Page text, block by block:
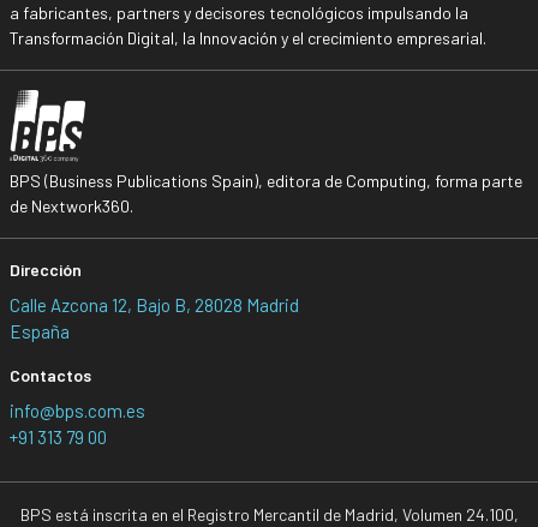
a fabricantes, partners y decisores tecnológicos impulsando la
Transformación Digital, la Innovación y el crecimiento empresarial.
BPS (Business Publications Spain), editora de Computing, forma parte
de Nextwork360.
Dirección
Calle Azcona 12, Bajo B, 28028 Madrid
España
Contactos
info@bps.com.es
+91 313 79 00
BPS está inscrita en el Registro Mercantil de Madrid, Volumen 24.100,